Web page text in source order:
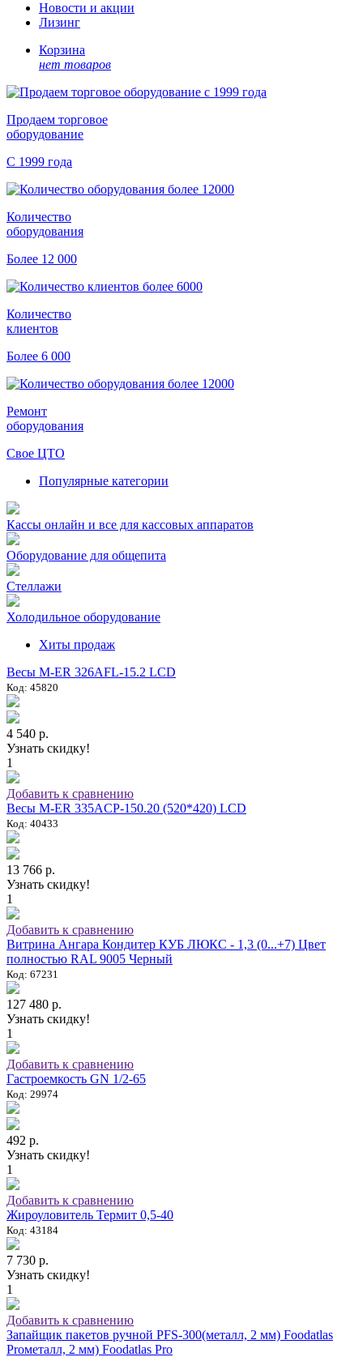
Новости и акции
Лизинг
Корзина
нет товаров
Продаем торговое
оборудование
С 1999 года
Количество
оборудования
Более 12 000
Количество
клиентов
Более 6 000
Ремонт
оборудования
Свое ЦТО
Популярные категории
Кассы онлайн и все для кассовых аппаратов
Оборудование для общепита
Стеллажи
Холодильное оборудование
Хиты продаж
Весы M-ER 326AFL-15.2 LCD
Код: 45820
4 540 р.
Узнать скидку!
1
Добавить к сравнению
Весы M-ER 335ACP-150.20 (520*420) LCD
Код: 40433
13 766 р.
Узнать скидку!
1
Добавить к сравнению
Витрина Ангара Кондитер КУБ ЛЮКС - 1,3 (0...+7) Цвет
полностью RAL 9005 Черный
Код: 67231
127 480 р.
Узнать скидку!
1
Добавить к сравнению
Гастроемкость GN 1/2-65
Код: 29974
492 р.
Узнать скидку!
1
Добавить к сравнению
Жироуловитель Термит 0,5-40
Код: 43184
7 730 р.
Узнать скидку!
1
Добавить к сравнению
Запайщик пакетов ручной PFS-300(металл, 2 мм) Foodatlas
Proметалл, 2 мм) Foodatlas Pro